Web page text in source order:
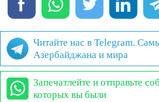
Читайте нас в Telegram.
Азербайджана и мира
Запечатлейте и отправьте
которых вы были